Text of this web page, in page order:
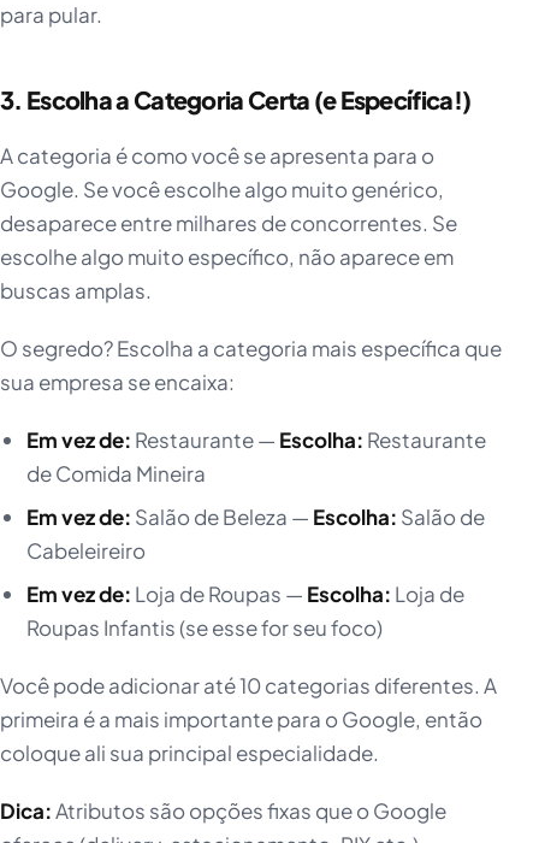
para pular.
3. Escolha a Categoria Certa (e Específica!)
A categoria é como você se apresenta para o
Google. Se você escolhe algo muito genérico,
desaparece entre milhares de concorrentes. Se
escolhe algo muito específico, não aparece em
buscas amplas.
O segredo? Escolha a categoria mais específica que
sua empresa se encaixa:
Em vez de: Restaurante — Escolha: Restaurante
de Comida Mineira
Em vez de: Salão de Beleza — Escolha: Salão de
Cabeleireiro
Em vez de: Loja de Roupas — Escolha: Loja de
Roupas Infantis (se esse for seu foco)
Você pode adicionar até 10 categorias diferentes. A
primeira é a mais importante para o Google, então
coloque ali sua principal especialidade.
Dica:Atributos são opções fixas que o Google